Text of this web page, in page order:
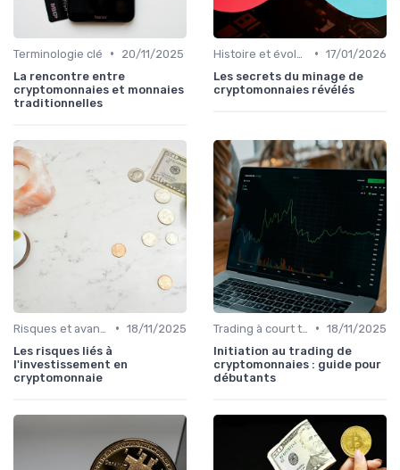
Terminologie clé •
20/11/2025
La rencontre entre
cryptomonnaies et monnaies
traditionnelles
• 17/01/2026
Les secrets du minage de
cryptomonnaies révélés
• 18/11/2025
Les risques liés à
l'investissement en
cryptomonnaie
• 18/11/2025
Initiation au trading de
cryptomonnaies : guide pour
débutants